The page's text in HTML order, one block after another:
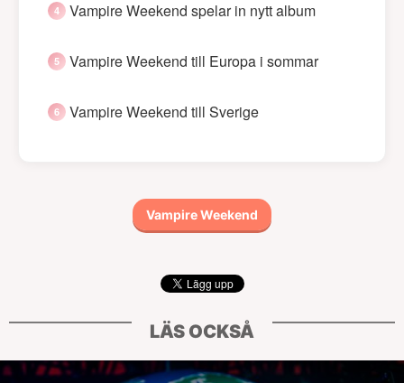
Vampire Weekend spelar in nytt album
Vampire Weekend till Europa i sommar
Vampire Weekend till Sverige
Vampire Weekend
LÄS OCKSÅ